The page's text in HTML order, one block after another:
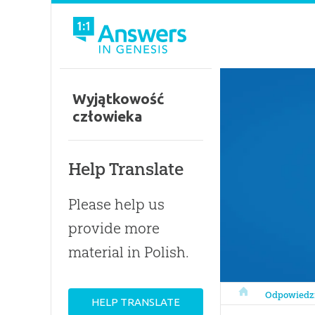
Odpowiedzi w
Wyjątkowość
człowieka
Help Translate
Please help us
provide more
material in Polish.
HELP TRANSLATE